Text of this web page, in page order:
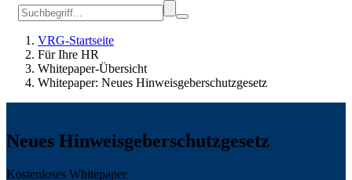
VRG-Startseite
Für Ihre HR
Whitepaper-Übersicht
Whitepaper: Neues Hinweisgeberschutzgesetz
Neues Hinweisgeberschutzgesetz
Kostenloses Whitepaper